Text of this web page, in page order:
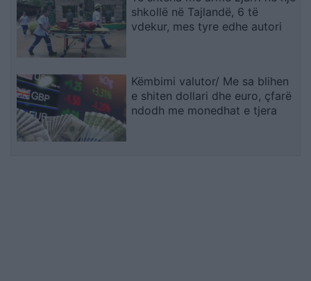
shkollë në Tajlandë, 6 të
vdekur, mes tyre edhe autori
Këmbimi valutor/ Me sa blihen
e shiten dollari dhe euro, çfarë
ndodh me monedhat e tjera